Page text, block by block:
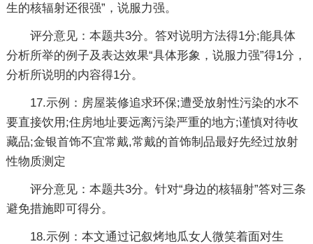
生的核辐射还很强”，说服力强。
评分意见：本题共3分。答对说明方法得1分;能具体
分析所举的例子及表达效果“具体形象，说服力强”得1分，
分析所说明的内容得1分。
17.示例：房屋装修追求环保;遭受放射性污染的水不
要直接饮用;住房地址要远离污染严重的地方;谨慎对待收
藏品;金银首饰不宜常戴,常戴的首饰制品最好先经过放射
性物质测定
评分意见：本题共3分。针对“身边的核辐射”答对三条
避免措施即可得分。
18.示例：本文通过记叙烤地瓜女人微笑着面对生